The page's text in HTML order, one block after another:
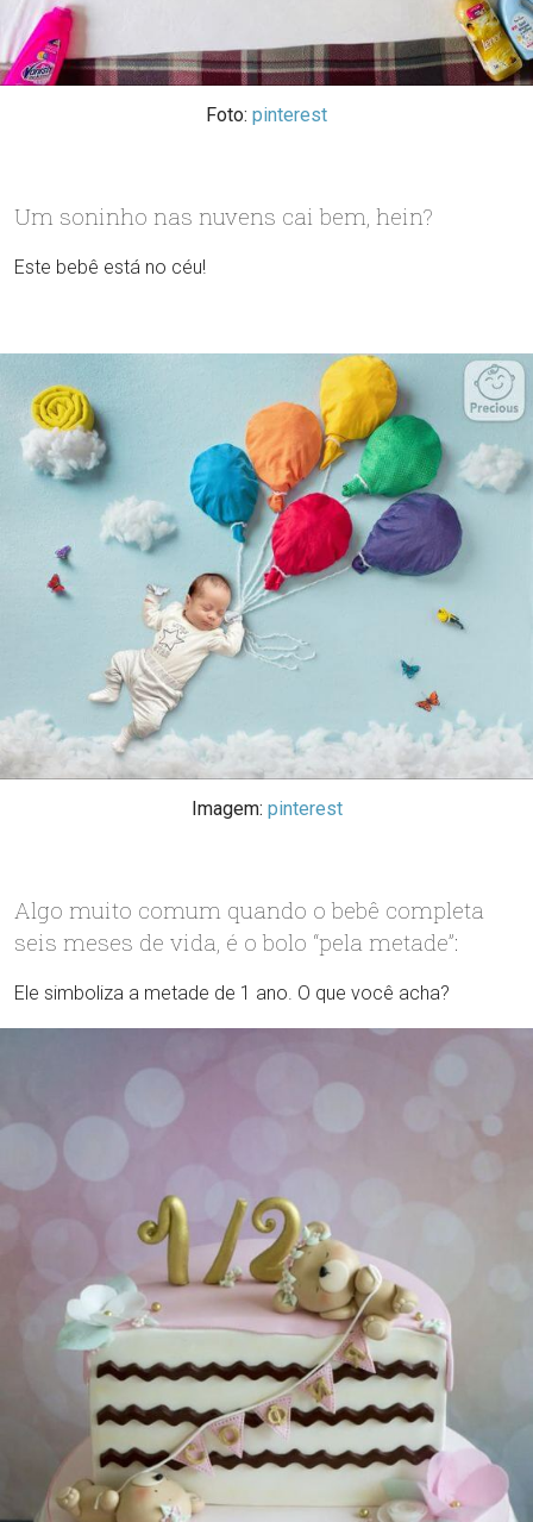
Foto: pinterest
Um soninho nas nuvens cai bem, hein?
Este bebê está no céu!
Imagem: pinterest
Algo muito comum quando o bebê completa
seis meses de vida, é o bolo “pela metade”:
Ele simboliza a metade de 1 ano. O que você acha?